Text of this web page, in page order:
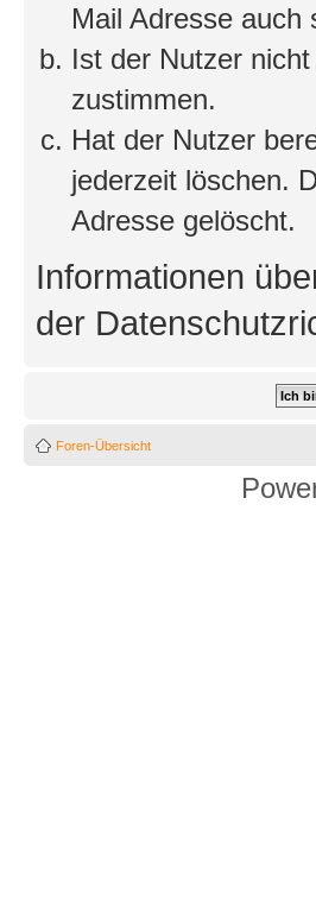
Mail Adresse auch
Ist der Nutzer
zustimmen.
Hat der Nutzer
jederzeit löschen.
Adresse gelöscht.
Informationen
der
Foren-Übersicht